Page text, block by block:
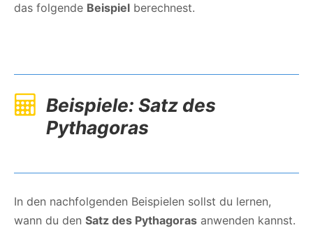
das folgende Beispiel berechnest.
Beispiele: Satz des
Pythagoras
In den nachfolgenden Beispielen sollst du lernen,
wann du den Satz des Pythagoras anwenden kannst.